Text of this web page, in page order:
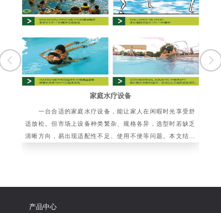
家庭水疗设备
一台合适的家庭水疗设备，能让家人在闲暇时光享受舒
适放松。但市场上设备种类繁杂、规格各异，选型时若缺乏
清晰方向，易出现适配性不足、使用不便等问题。本文结合
产品中心